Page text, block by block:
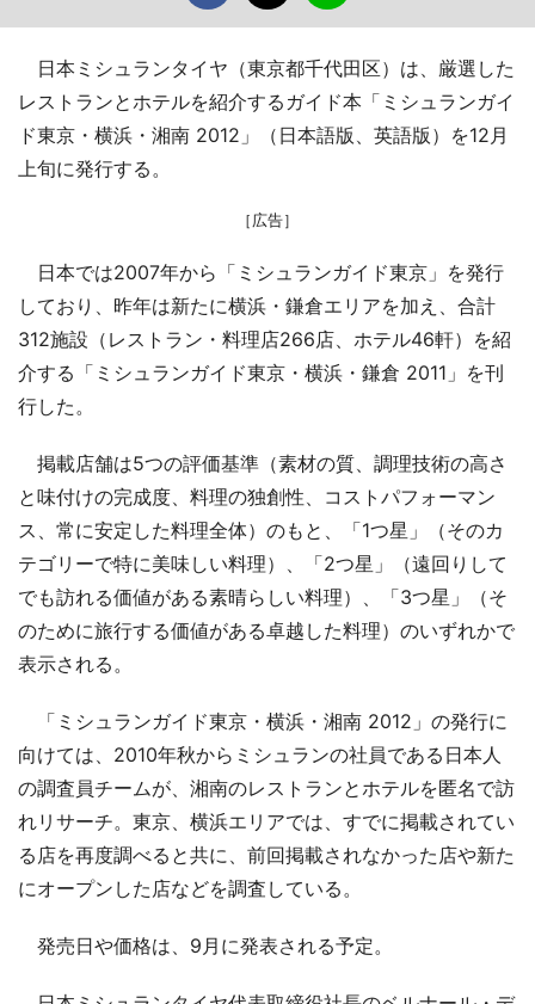
日本ミシュランタイヤ（東京都千代田区）は、厳選した
レストランとホテルを紹介するガイド本「ミシュランガイ
ド東京・横浜・湘南 2012」（日本語版、英語版）を12月
上旬に発行する。
［広告］
日本では2007年から「ミシュランガイド東京」を発行
しており、昨年は新たに横浜・鎌倉エリアを加え、合計
312施設（レストラン・料理店266店、ホテル46軒）を紹
介する「ミシュランガイド東京・横浜・鎌倉 2011」を刊
行した。
掲載店舗は5つの評価基準（素材の質、調理技術の高さ
と味付けの完成度、料理の独創性、コストパフォーマン
ス、常に安定した料理全体）のもと、「1つ星」（そのカ
テゴリーで特に美味しい料理）、「2つ星」（遠回りして
でも訪れる価値がある素晴らしい料理）、「3つ星」（そ
のために旅行する価値がある卓越した料理）のいずれかで
表示される。
「ミシュランガイド東京・横浜・湘南 2012」の発行に
向けては、2010年秋からミシュランの社員である日本人
の調査員チームが、湘南のレストランとホテルを匿名で訪
れリサーチ。東京、横浜エリアでは、すでに掲載されてい
る店を再度調べると共に、前回掲載されなかった店や新た
にオープンした店などを調査している。
発売日や価格は、9月に発表される予定。